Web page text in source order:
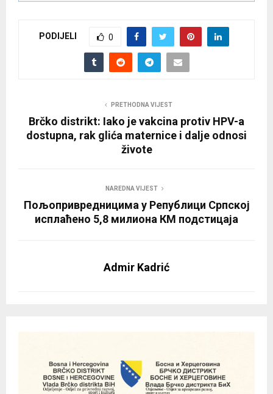
PODIJELI 0
PRETHODNA VIJEST
Brčko distrikt: Iako je vakcina protiv HPV-a
dostupna, rak glića maternice i dalje odnosi
živote
NAREDNA VIJEST
Пољопривредницима у Републици Српској
исплаћено 5,8 милиона КМ подстицаја
Admir Kadrić